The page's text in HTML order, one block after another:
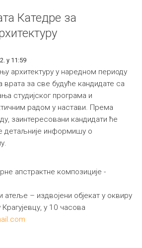
Катедре за
у 11:59
архитектуру у наредном периоду
врата за све будуће кандидате са
студијског програма и
радом у настави. Према
заинтересовани кандидати ће
детаљније информишу о
апстрактне композиције -
атеље – издвојени објекат у оквиру
у 10 часова